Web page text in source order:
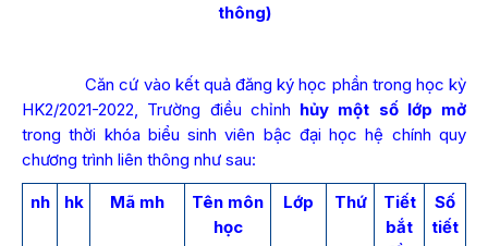
thông)
Căn cứ vào kết quả đăng ký học phần trong học kỳ
HK2/2021-2022, Trường điều chỉnh hủy một số lớp mở
trong thời khóa biểu sinh viên bậc đại học hệ chính quy
chương trình liên thông như sau:
nh hk Mã mh
Tên môn
học
Lớp Thứ
Tiết
bắt
Số
tiết